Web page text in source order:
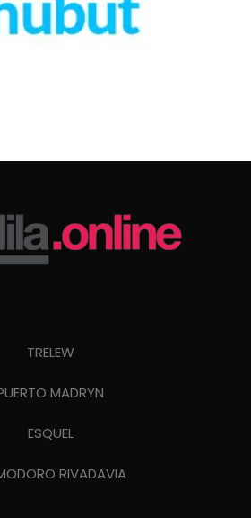
TRELEW
MADRYN
ESQUEL
RIVADAVIA